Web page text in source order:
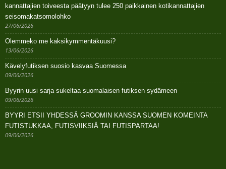
kannattajien toiveesta päätyyn tulee 250 paikkainen kotikannattajien
seisomakatsomolohko
27/06/2026
Olemmeko me kaksikymmentäkuusi?
13/06/2026
Kävelyfutiksen suosio kasvaa Suomessa
09/06/2026
Byyrin uusi sarja sukeltaa suomalaisen futiksen sydämeen
09/06/2026
BYYRI ETSII YHDESSÄ GROOMIN KANSSA SUOMEN KOMEINTA
FUTISTUKKAA, FUTISVIIKSIÄ TAI FUTISPARTAA!
09/06/2026